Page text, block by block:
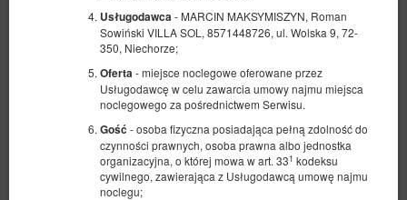
Usługodawca - MARCIN MAKSYMISZYN, Roman
Sowiński VILLA SOL, 8571448726, ul. Wolska 9, 72-
350, Niechorze;
Oferta - miejsce noclegowe oferowane przez
Usługodawcę w celu zawarcia umowy najmu miejsca
noclegowego za pośrednictwem Serwisu.
Gość - osoba fizyczna posiadająca pełną zdolność do
czynności prawnych, osoba prawna albo jednostka
organizacyjna, o której mowa w art. 331 kodeksu
cywilnego, zawierająca z Usługodawcą umowę najmu
noclegu;